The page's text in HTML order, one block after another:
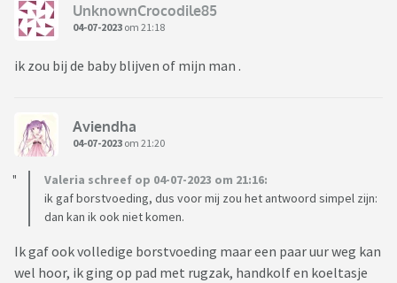
UnknownCrocodile85
04-07-2023 om 21:18
ik zou bij de baby blijven of mijn man .
Aviendha
04-07-2023 om 21:20
Valeria schreef op 04-07-2023 om 21:16:
ik gaf borstvoeding, dus voor mij zou het antwoord simpel zijn:
dan kan ik ook niet komen.
Ik gaf ook volledige borstvoeding maar een paar uur weg kan
wel hoor, ik ging op pad met rugzak, handkolf en koeltasje